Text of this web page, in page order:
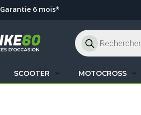
Garantie 6 mois*
Recherche
de
produits
SCOOTER MOTOCROSS